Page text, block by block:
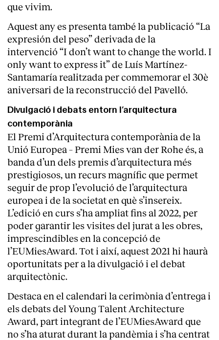
que vivim.
Aquest any es presenta també la publicació “La
expresión del peso” derivada de la
intervenció “I don’t want to change the world. I
only want to express it” de Luís Martínez-
Santamaría realitzada per commemorar el 30è
aniversari de la reconstrucció del Pavelló.
Divulgació i debats entorn l’arquitectura
contemporània
El Premi d’Arquitectura contemporània de la
Unió Europea – Premi Mies van der Rohe és, a
banda d’un dels premis d’arquitectura més
prestigiosos, un recurs magnífic que permet
seguir de prop l’evolució de l’arquitectura
europea i de la societat en què s’insereix.
L’edició en curs s’ha ampliat fins al 2022, per
poder garantir les visites del jurat a les obres,
imprescindibles en la concepció de
l’EUMiesAward. Tot i així, aquest 2021 hi haurà
oportunitats per a la divulgació i el debat
arquitectònic.
Destaca en el calendari la cerimònia d’entrega i
els debats del Young Talent Architecture
Award, part integrant de l’EUMiesAward que
no s’ha aturat durant la pandèmia i s’ha centrat